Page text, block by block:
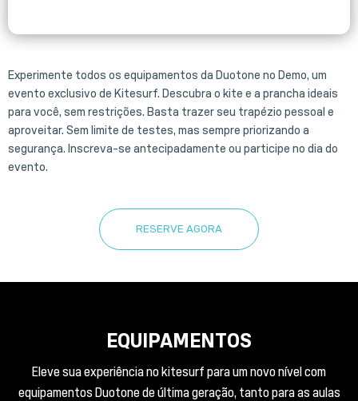
Experimente todos os equipamentos da Duotone no Demo, um
evento exclusivo de Kitesurf. Descubra o kite e a prancha ideais
para você, sem restrições. Basta trazer seu trapézio pessoal e
aproveitar. Sem limite de testes, mas sempre priorizando a
segurança. Inscreva-se antecipadamente ou participe no dia do
evento.
RESERVE AGORA
EQUIPAMENTOS
Eleve sua experiência no kitesurf para um novo nível com
equipamentos Duotone de última geração, tanto para as aulas